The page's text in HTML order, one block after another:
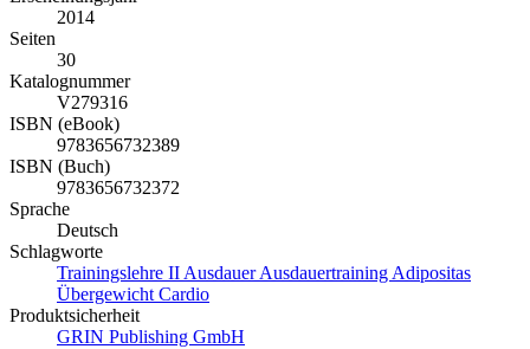
2014
Seiten
30
Katalognummer
V279316
ISBN (eBook)
9783656732389
ISBN (Buch)
9783656732372
Sprache
Deutsch
Schlagworte
Trainingslehre II Ausdauer Ausdauertraining Adipositas
Übergewicht Cardio
Produktsicherheit
GRIN Publishing GmbH